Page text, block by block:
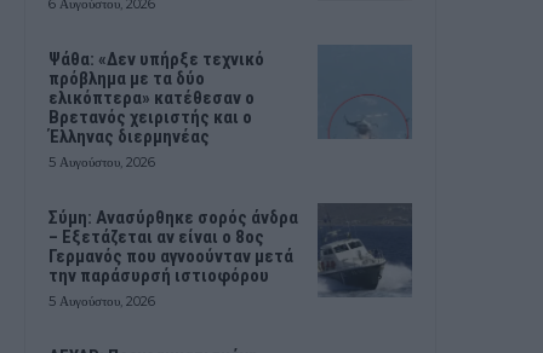
6 Αυγούστου, 2026
Ψάθα: «Δεν υπήρξε τεχνικό
πρόβλημα με τα δύο
ελικόπτερα» κατέθεσαν ο
Βρετανός χειριστής και ο
Έλληνας διερμηνέας
5 Αυγούστου, 2026
Σύμη: Ανασύρθηκε σορός άνδρα
– Εξετάζεται αν είναι ο 8ος
Γερμανός που αγνοούνταν μετά
την παράσυρσή ιστιοφόρου
5 Αυγούστου, 2026